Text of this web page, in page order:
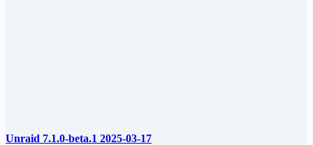
Unraid 7.1.0-beta.1 2025-03-17